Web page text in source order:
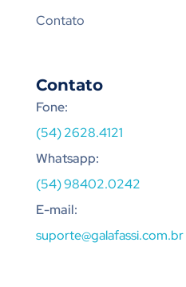
Contato
Contato
Fone:
(54) 2628.4121
Whatsapp:
(54) 98402.0242
E-mail:
suporte@galafassi.com.br